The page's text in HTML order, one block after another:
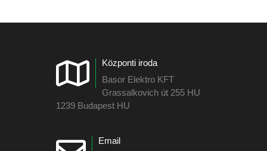
Központi iroda
Basor Elektro KFT
Grassalkovich út 255 HU
1239 Budapest HU
Email